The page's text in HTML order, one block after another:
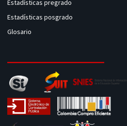
Estadísticas pregrado
Estadísticas posgrado
Glosario